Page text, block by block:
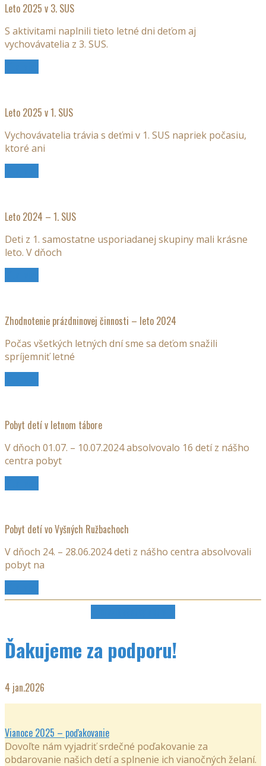
Leto 2025 v 3. SUS
S aktivitami naplnili tieto letné dni deťom aj
vychovávatelia z 3. SUS.
Leto 2025 v 1. SUS
Vychovávatelia trávia s deťmi v 1. SUS napriek počasiu,
ktoré ani
Leto 2024 – 1. SUS
Deti z 1. samostatne usporiadanej skupiny mali krásne
leto. V dňoch
Zhodnotenie prázdninovej činnosti – leto 2024
Počas všetkých letných dní sme sa deťom snažili
spríjemniť letné
Pobyt detí v letnom tábore
V dňoch 01.07. – 10.07.2024 absolvovalo 16 detí z nášho
centra pobyt
Pobyt detí vo Vyšných Ružbachoch
V dňoch 24. – 28.06.2024 deti z nášho centra absolvovali
pobyt na
Ďakujeme za podporu!
4 jan.2026
Vianoce 2025 – poďakovanie
Dovoľte nám vyjadriť srdečné poďakovanie za
obdarovanie našich detí a splnenie ich vianočných želaní.